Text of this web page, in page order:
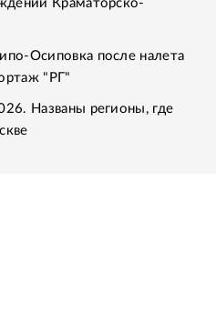
Краматорско-
Осиповка после налета
"РГ"
Названы регионы, где